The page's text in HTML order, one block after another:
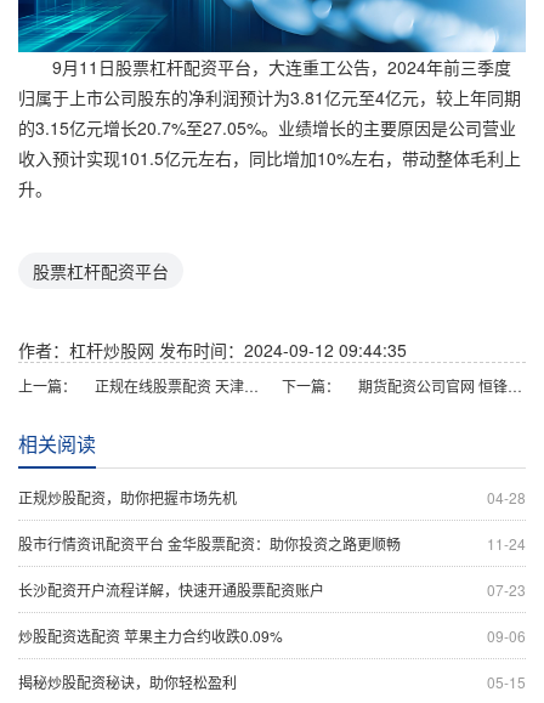
9月11日股票杠杆配资平台，大连重工公告，2024年前三季度
归属于上市公司股东的净利润预计为3.81亿元至4亿元，较上年同期
的3.15亿元增长20.7%至27.05%。业绩增长的主要原因是公司营业
收入预计实现101.5亿元左右，同比增加10%左右，带动整体毛利上
升。
股票杠杆配资平台
作者：杠杆炒股网 发布时间：2024-09-12 09:44:35
上一篇： 正规在线股票配资 天津：更新车龄8年及以上的新能源公交车 每辆车平均补贴8万元 下一篇： 期货配资公司官网 恒锋信息：实控人及其一致行动人拟协议转让5%股份 转让价格为7.18元/股
相关阅读
04-28
正规炒股配资，助你把握市场先机
11-24
股市行情资讯配资平台 金华股票配资：助你投资之路更顺畅
07-23
长沙配资开户流程详解，快速开通股票配资账户
09-06
炒股配资选配资 苹果主力合约收跌0.09%
05-15
揭秘炒股配资秘诀，助你轻松盈利